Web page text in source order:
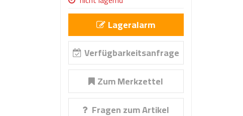
Lageralarm
Verfügbarkeitsanfrage
Zum Merkzettel
Fragen zum Artikel